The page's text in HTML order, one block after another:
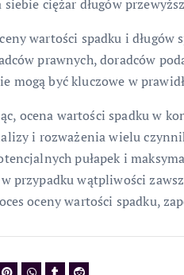
ciężar długów
wartości spadku i
prawnych, doradców
mogą być kluczowe w
ocena wartości spadku w
i rozważenia wielu
pułapek i
przypadku wątpliwości
oceny wartości spadku,